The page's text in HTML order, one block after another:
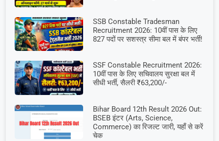
SSB Constable Tradesman
Recruitment 2026: 10वीं पास के लिए
827 पदों पर सशस्त्र सीमा बल में बंपर भर्ती!
SSF Constable Recruitment 2026:
10वीं पास के लिए सचिवालय सुरक्षा बल में
सीधी भर्ती, सैलरी ₹63,200/-
Bihar Board 12th Result 2026 Out:
BSEB इंटर (Arts, Science,
Commerce) का रिजल्ट जारी, यहाँ से करें
चेक